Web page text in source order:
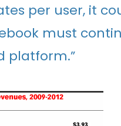
per user, it
must
platform.”